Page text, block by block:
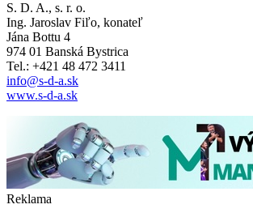
S. D. A., s. r. o.
Ing. Jaroslav Fiľo, konateľ
Jána Bottu 4
974 01 Banská Bystrica
Tel.: +421 48 472 3411
info@s-d-a.sk
www.s-d-a.sk
Reklama